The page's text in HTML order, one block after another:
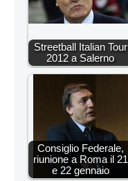
Streetball Italian Tour
2012 a Salerno
Consiglio Federale,
riunione a Roma il 21
e 22 gennaio